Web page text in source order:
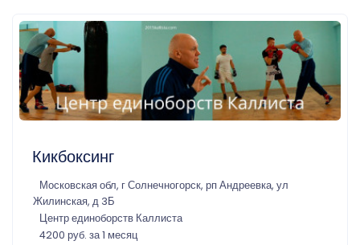
Кикбоксинг
Московская обл, г Солнечногорск, рп Андреевка, ул
Жилинская, д 3Б
Центр единоборств Каллиста
4200 руб. за 1 месяц